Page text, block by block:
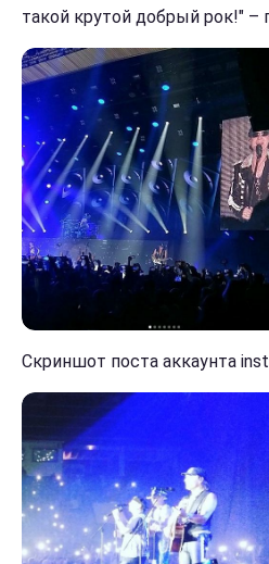
такой крутой добрый рок!" –
Скриншот поста аккаунта